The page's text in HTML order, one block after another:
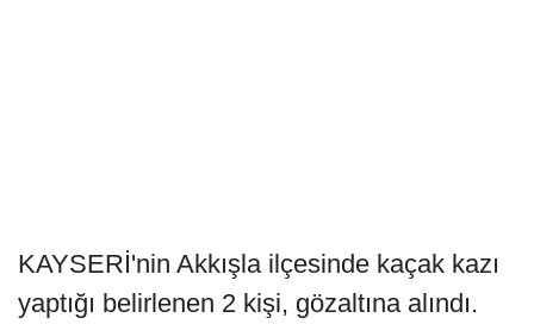
KAYSERİ'nin Akkışla ilçesinde kaçak kazı
yaptığı belirlenen 2 kişi, gözaltına alındı.